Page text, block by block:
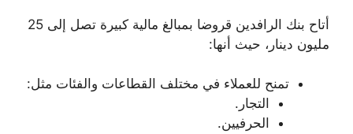
أتاح بنك الرافدين قروضا بمبالغ مالية كبيرة تصل إلى 25
مليون دينار، حيث أنها:
تمنح للعملاء في مختلف القطاعات والفئات مثل:
التجار.
الحرفيين.